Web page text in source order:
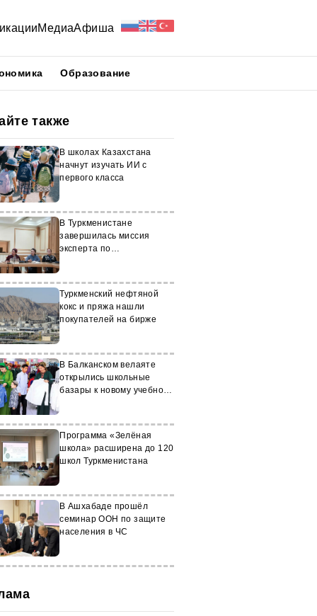
МедиаАфиша
Образование
также
В школах Казахстана
начнут изучать ИИ с
первого класса
В Туркменистане
завершилась миссия
эксперта по
Туркменский нефтяной
кокс и пряжа нашли
покупателей на бирже
В Балканском велаяте
открылись школьные
базары к новому учебному
Программа «Зелёная
школа» расширена до 120
школ Туркменистана
В Ашхабаде прошёл
семинар ООН по защите
населения в ЧС